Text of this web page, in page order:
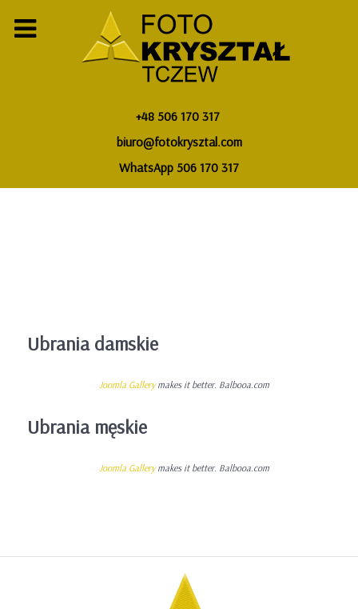
+48 506 170 317
biuro@fotokrysztal.com
WhatsApp 506 170 317
Ubrania damskie
Joomla Gallerymakes it better. Balbooa.com
Ubrania męskie
Joomla Gallerymakes it better. Balbooa.com